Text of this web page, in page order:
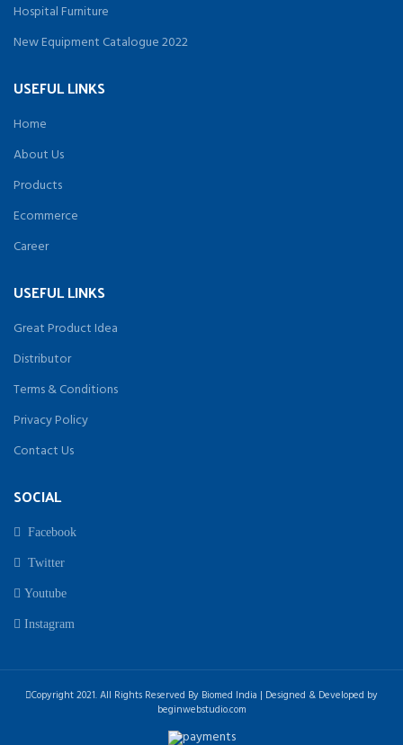
Hospital Furniture
New Equipment Catalogue 2022
USEFUL LINKS
Home
About Us
Products
Ecommerce
Career
USEFUL LINKS
Great Product Idea
Distributor
Terms & Conditions
Privacy Policy
Contact Us
SOCIAL
Facebook
Twitter
Youtube
Instagram
Copyright 2021. All Rights Reserved By Biomed India | Designed & Developed by
beginwebstudio.com